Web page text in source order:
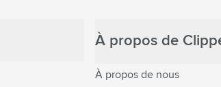
À propos de
À propos de nous